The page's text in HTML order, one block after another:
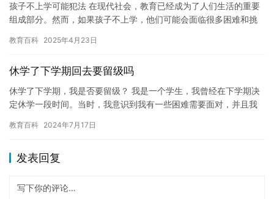
孩子不上学可能犯法 在现代社会，教育已经成为了人们生活的重要
组成部分。然而，如果孩子不上学，他们可能会面临很多困难和挑
不上…
教育百科 2025年4月23日
休学了下学期回去要留级吗
休学了下学期，我是否要留级？ 我是一个学生，我曾经在下学期决
定休学一段时间。当时，我意识到我有一些困难需要面对，并且我
的事…
教育百科 2024年7月17日
发表回复